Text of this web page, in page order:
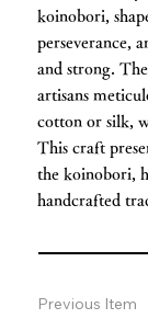
koinobori,
perseverance,
and strong.
artisans
cotton or silk,
This craft
the koinobori,
handcrafted
Previous Item